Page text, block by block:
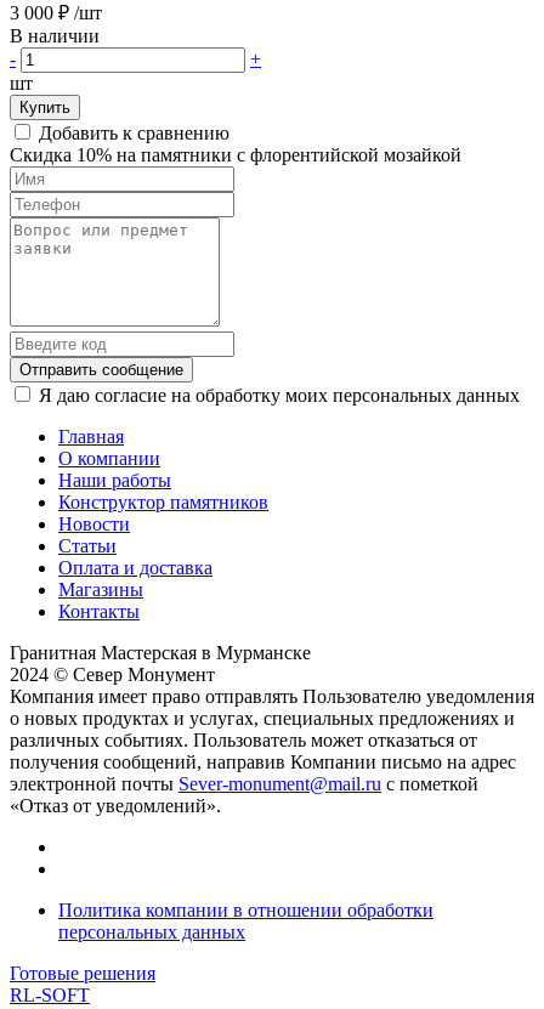
3 000 ₽ /шт
В наличии
-
+
шт
Купить
Добавить к сравнению
Скидка 10% на памятники с флорентийской мозайкой
Отправить сообщение
Я даю согласие на обработку моих персональных данных
Главная
О компании
Наши работы
Конструктор памятников
Новости
Статьи
Оплата и доставка
Магазины
Контакты
Гранитная Мастерская в Мурманске
2024 © Север Монумент
Компания имеет право отправлять Пользователю уведомления
о новых продуктах и услугах, специальных предложениях и
различных событиях. Пользователь может отказаться от
получения сообщений, направив Компании письмо на адрес
электронной почты Sever-monument@mail.ru с пометкой
«Отказ от уведомлений».
Политика компании в отношении обработки
персональных данных
Готовые решения
RL-SOFT